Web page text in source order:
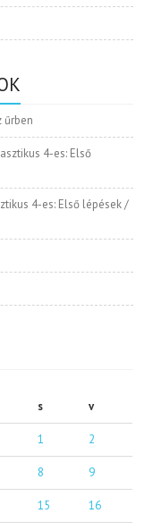
űrben
4-es: Első
4-es: Első lépések /
s v
1 2
8 9
15 16